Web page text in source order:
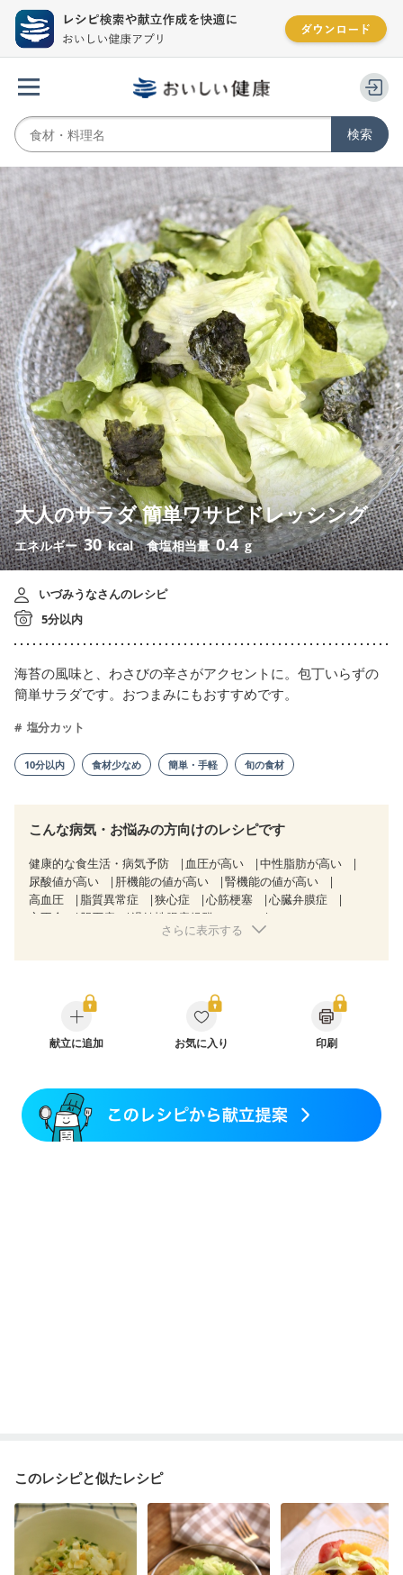
大人のサラダ 簡単ワサビドレッシング
エネルギー30 kcal 食塩相当量0.4 g
いづみうなさんのレシピ
5分以内
海苔の風味と、わさびの辛さがアクセントに。包丁いらずの
簡単サラダです。おつまみにもおすすめです。
塩分カット
10分以内 食材少なめ 簡単・手軽 旬の食材
こんな病気・お悩みの方向けのレシピです
健康的な食生活・病気予防 血圧が高い
中性脂肪が高い
尿酸値が高い
肝機能の値が高い
腎機能の値が高い
高血圧
脂質異常症 狭心症 心筋梗塞
心臓弁膜症
心不全
胆石症
過敏性腸症候群（IBS）
CKD（ステージ１）
乳がん治療を終えた方・経過観察中の方など
飲み込みにくい
産後（ミルク）
骨粗しょう症
関節リウマチ
低栄養予防 貧血対策
ニキビ・肌荒れ
さらに表示する
献立に追加 お気に入り 印刷
このレシピと似たレシピ